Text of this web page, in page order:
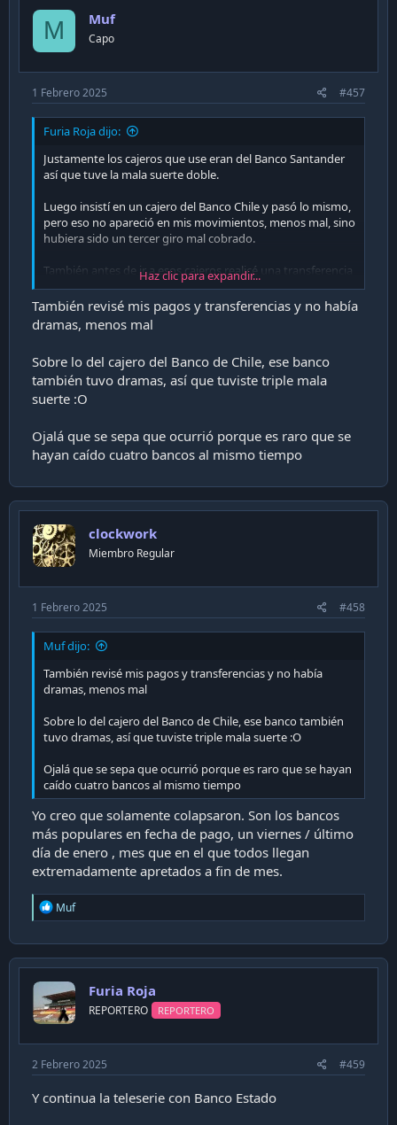
o
n
M Muf
Capo
1 Febrero 2025 #457
Furia Roja dijo:
Justamente los cajeros que use eran del Banco Santander
así que tuve la mala suerte doble.
Luego insistí en un cajero del Banco Chile y pasó lo mismo,
pero eso no apareció en mis movimientos, menos mal, sino
hubiera sido un tercer giro mal cobrado.
También antes de ir a esos cajeros realicé una transferencia
por MACH a una cuenta RUT, dió error, pero me descontó
el dinero, pero luego de una hora me devolvieron la
transferencia no realizada, bien el BCI ahí.
devolvieron mis 2 giros Excelente. Igual vale callampa el
banco.
Haz clic para expandir...
También revisé mis pagos y transferencias y no había
dramas, menos mal
Sobre lo del cajero del Banco de Chile, ese banco
también tuvo dramas, así que tuviste triple mala
suerte :O
Ojalá que se sepa que ocurrió porque es raro que se
hayan caído cuatro bancos al mismo tiempo
clockwork
Miembro Regular
1 Febrero 2025 #458
Muf dijo:
También revisé mis pagos y transferencias y no había
dramas, menos mal
Sobre lo del cajero del Banco de Chile, ese banco también
tuvo dramas, así que tuviste triple mala suerte :O
Ojalá que se sepa que ocurrió porque es raro que se hayan
caído cuatro bancos al mismo tiempo
Yo creo que solamente colapsaron. Son los bancos
más populares en fecha de pago, un viernes / último
día de enero , mes que en el que todos llegan
extremadamente apretados a fin de mes.
R
e
c
t
o
n
s
Muf
Furia Roja
REPORTERO REPORTERO
2 Febrero 2025 #459
Y continua la teleserie con Banco Estado